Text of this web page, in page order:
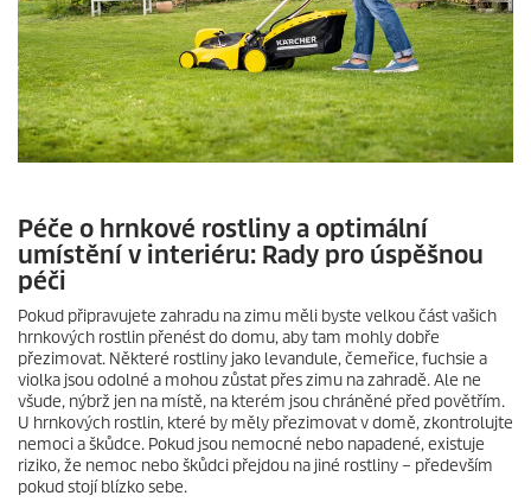
Péče o hrnkové rostliny a optimální
umístění v interiéru: Rady pro úspěšnou
péči
Pokud připravujete zahradu na zimu měli byste velkou část vašich
hrnkových rostlin přenést do domu, aby tam mohly dobře
přezimovat. Některé rostliny jako levandule, čemeřice, fuchsie a
violka jsou odolné a mohou zůstat přes zimu na zahradě. Ale ne
všude, nýbrž jen na místě, na kterém jsou chráněné před povětřím.
U hrnkových rostlin, které by měly přezimovat v domě, zkontrolujte
nemoci a škůdce. Pokud jsou nemocné nebo napadené, existuje
riziko, že nemoc nebo škůdci přejdou na jiné rostliny – především
pokud stojí blízko sebe.